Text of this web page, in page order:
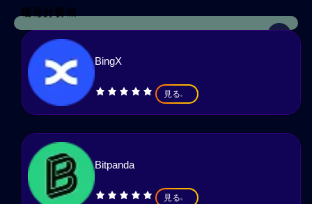
税金計算機
暗号分析
BingX
見る
Bitpanda
見る